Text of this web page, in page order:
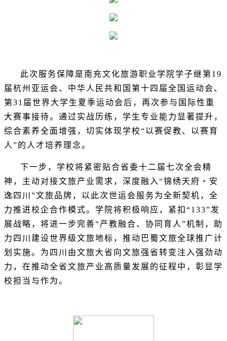
此次服务保障是南充文化旅游职业学院学子继第19
届杭州亚运会、中华人民共和国第十四届全国运动会、
第31届世界大学生夏季运动会后，再次参与国际性重
大赛事接待。通过实战历练，学生专业能力显著提升，
综合素养全面增强，切实体现学校“以赛促教、以赛育
人”的人才培养理念。
下一步，学校将紧密贴合省委十二届七次全会精
神，主动对接文旅产业需求，深度融入“锦绣天府・安
逸四川”文旅品牌，以此次世运会服务为全新契机，全
力推进校企合作模式。学院将积极响应，紧扣“133”发
展战略，将进一步完善“产教融合、协同育人”机制，助
力四川建设世界级文旅地标，推动巴蜀文旅全球推广计
划实施。为四川由文旅大省向文旅强省转变注入强劲动
力，在推动全省文旅产业高质量发展的征程中，彰显学
校担当与作为。